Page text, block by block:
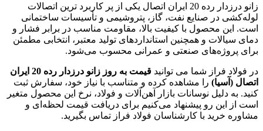
زانو درزدار رده 20 ایران اتصال یکی از پر کاربرد ترین اتصالات
لوله‌کشی در صنایع نفت، گاز، پتروشیمی و تأسیسات ساختمانی
است. این محصول با کیفیت بالا، مقاومت مناسب در برابر فشار و
دمای سیالات و همچنین استانداردهای تولید معتبر، انتخابی مطمئن
برای پروژه‌های صنعتی و عمرانی محسوب می‌شود.
در فولاد فراز شما می ‌توانید
قیمت به ‌روز زانو درزدار رده 20 ایران
اتصال (آسیا) را مشاهده کرده و متناسب با نیاز خود، سفارش ثبت
کنید. به دلیل نوسانات بازار آهن‌آلات و فولاد، نرخ این محصول متغیر
است از این رو پیشنهاد می‌کنیم برای دریافت قیمت لحظه‌ای و
مشاوره خرید با کارشناسان فولاد فراز تماس بگیرید.